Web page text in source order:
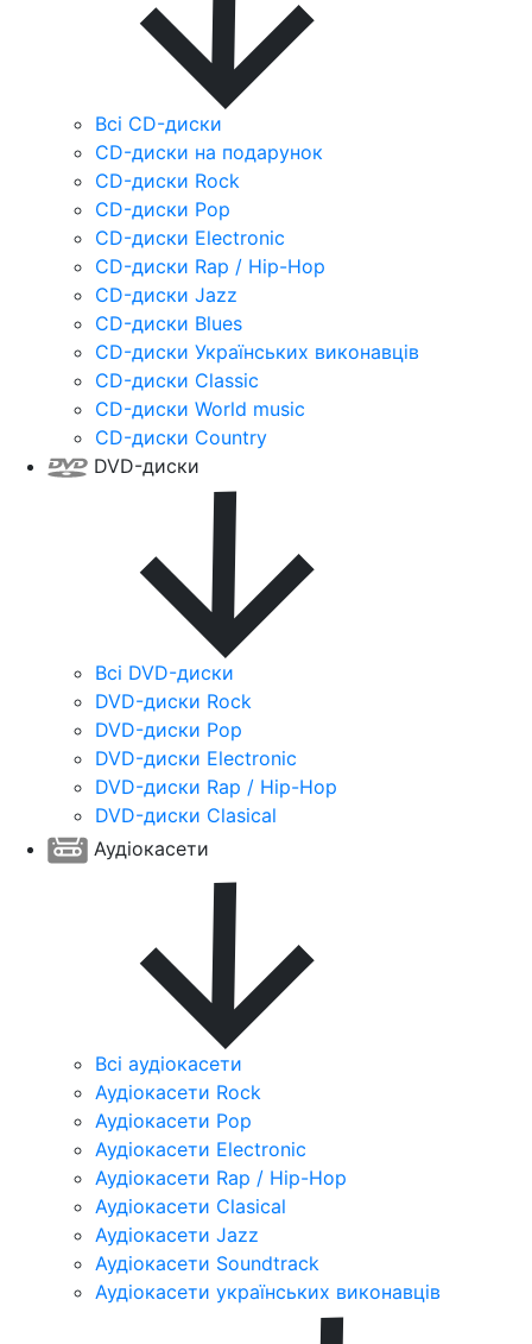
Всі CD-диски
CD-диски на подарунок
CD-диски Rock
CD-диски Pop
CD-диски Electronic
CD-диски Rap / Hip-Hop
CD-диски Jazz
CD-диски Blues
CD-диски Українських виконавців
CD-диски Classic
CD-диски World music
CD-диски Country
DVD-диски
Всі DVD-диски
DVD-диски Rock
DVD-диски Pop
DVD-диски Electronic
DVD-диски Rap / Hip-Hop
DVD-диски Clasical
Аудіокасети
Всі аудіокасети
Аудіокасети Rock
Аудіокасети Pop
Аудіокасети Electronic
Аудіокасети Rap / Hip-Hop
Аудіокасети Clasical
Аудіокасети Jazz
Аудіокасети Soundtrack
Аудіокасети українських виконавців